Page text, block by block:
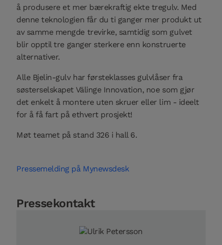
å produsere et mer bærekraftig ekte tregulv. Med
denne teknologien får du ti ganger mer produkt ut
av samme mengde trevirke, samtidig som gulvet
blir opptil tre ganger sterkere enn konstruerte
alternativer.
Alle Bjelin-gulv har førsteklasses gulvlåser fra
søsterselskapet Välinge Innovation, noe som gjør
det enkelt å montere uten skruer eller lim - ideelt
for å få fart på ethvert prosjekt!
Møt teamet på stand 326 i hall 6.
Pressemelding på Mynewsdesk
Pressekontakt